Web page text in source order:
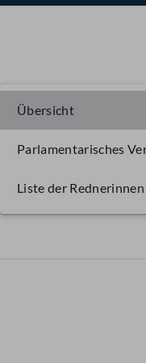
Übersicht
Parlamentarisches
Liste der